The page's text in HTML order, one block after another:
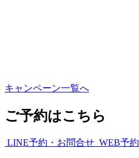
キャンペーン一覧へ
ご予約はこちら
LINE予約・お問合せ WEB予約